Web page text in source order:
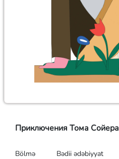
Приключения Тома Сойера
Bölmə Bədii ədəbiyyat